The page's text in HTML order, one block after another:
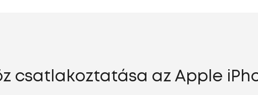
csatlakoztatása az Apple